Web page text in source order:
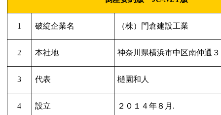
1 破綻企業名 （株）門倉建設工業
2 本社地 神奈川県横浜市中区南仲通
3 代表 樋園和人
4 設立 ２０１４年８月 .